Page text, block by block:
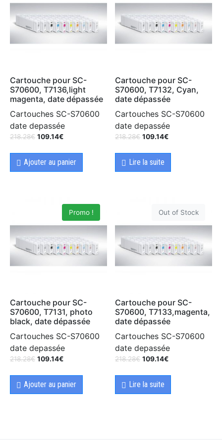
Cartouche pour SC-
S70600, T7136,light
magenta, date dépassée
Cartouches SC-S70600
date depassée
218.28€ 109.14€
Ajouter au panier
Cartouche pour SC-
S70600, T7132, Cyan,
date dépassée
Cartouches SC-S70600
date depassée
218.28€ 109.14€
Lire la suite
Promo !
Cartouche pour SC-
S70600, T7131, photo
black, date dépassée
Cartouches SC-S70600
date depassée
218.28€ 109.14€
Ajouter au panier
Out of Stock
Cartouche pour SC-
S70600, T7133,magenta,
date dépassée
Cartouches SC-S70600
date depassée
218.28€ 109.14€
Lire la suite